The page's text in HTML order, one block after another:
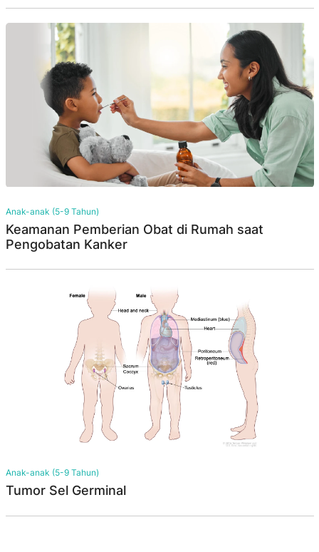
Anak-anak (5-9 Tahun)
Keamanan Pemberian Obat di Rumah saat
Pengobatan Kanker
Anak-anak (5-9 Tahun)
Tumor Sel Germinal